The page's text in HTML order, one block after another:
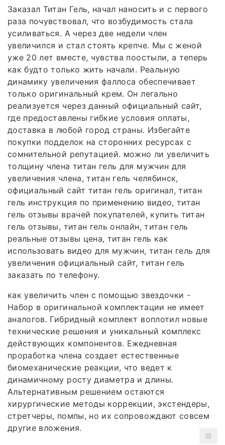
Заказал Титан Гель, начал наносить и с первого
раза почувствовал, что возбудимость стала
усиливаться. А через две недели член
увеличился и стал стоять крепче. Мы с женой
уже 20 лет вместе, чувства поостыли, а теперь
как будто только жить начали. Реальную
динамику увеличения фаллоса обеспечивает
только оригинальный крем. Он легально
реализуется через данный официальный сайт,
где предоставлены гибкие условия оплаты,
доставка в любой город страны. Избегайте
покупки подделок на сторонних ресурсах с
сомнительной репутацией. можно ли увеличить
толщину члена титан гель для мужчин для
увеличения члена, титан гель челябинск,
официальный сайт титан гель оригинал, титан
гель инструкция по применению видео, титан
гель отзывы врачей покупателей, купить титан
гель отзывы, титан гель онлайн, титан гель
реальные отзывы цена, титан гель как
использовать видео для мужчин, титан гель для
увеличения официальный сайт, титан гель
заказать по телефону.
как увеличить член с помощью звездочки -
Набор в оригинальной комплектации не имеет
аналогов. Гибридный комплект воплотил новые
технические решения и уникальный комплекс
действующих компонентов. Ежедневная
проработка члена создает естественные
биомеханические реакции, что ведет к
динамичному росту диаметра и длины.
Альтернативным решением остаются
хирургические методы коррекции, экстендеры,
стретчеры, помпы, но их сопровождают совсем
другие вложения.